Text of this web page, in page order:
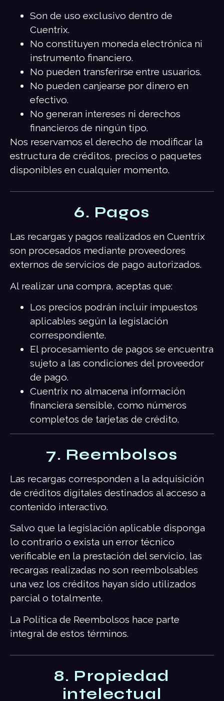
Son de uso exclusivo dentro de
Cuentrix.
No constituyen moneda electrónica ni
instrumento financiero.
No pueden transferirse entre usuarios.
No pueden canjearse por dinero en
efectivo.
No generan intereses ni derechos
financieros de ningún tipo.
Nos reservamos el derecho de modificar la
estructura de créditos, precios o paquetes
disponibles en cualquier momento.
6. Pagos
Las recargas y pagos realizados en Cuentrix
son procesados mediante proveedores
externos de servicios de pago autorizados.
Al realizar una compra, aceptas que:
Los precios podrán incluir impuestos
aplicables según la legislación
correspondiente.
El procesamiento de pagos se encuentra
sujeto a las condiciones del proveedor
de pago.
Cuentrix no almacena información
financiera sensible, como números
completos de tarjetas de crédito.
7. Reembolsos
Las recargas corresponden a la adquisición
de créditos digitales destinados al acceso a
contenido interactivo.
Salvo que la legislación aplicable disponga
lo contrario o exista un error técnico
verificable en la prestación del servicio, las
recargas realizadas no son reembolsables
una vez los créditos hayan sido utilizados
parcial o totalmente.
La Política de Reembolsos hace parte
integral de estos términos.
8. Propiedad
intelectual